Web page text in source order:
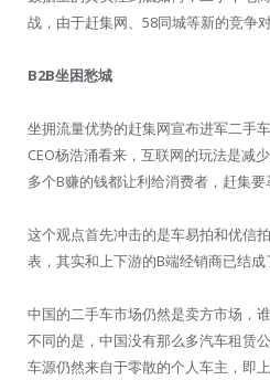
战，由于赶集网、58同城等新的竞争
B2B坐困愁城
坐拥流量优势的赶集网宣布进军二手
CEO杨浩涌看来，互联网的玩法是减
多个B赚的钱都让利给消费者，赶集要
这个观点首先冲击的是车易拍和优信
表，其实和上下游的B端经销商已结成
中国的二手车市场仍然是卖方市场，
不同的是，中国没有那么多汽车租赁
车源仍然来自于零散的个人车主，即